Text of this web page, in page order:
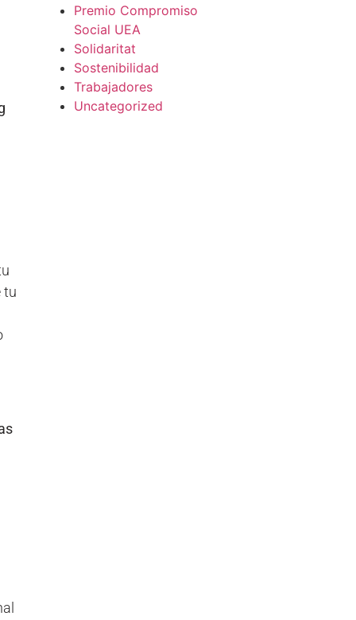
tu
Premio Compromiso
Social UEA
Solidaritat
Sostenibilidad
Trabajadores
Uncategorized